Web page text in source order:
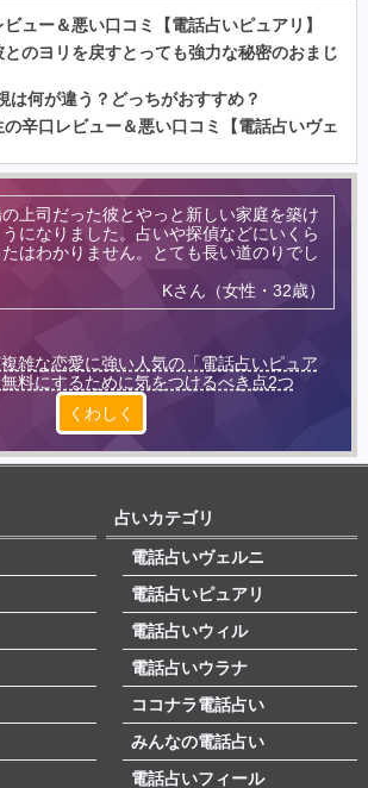
ュー＆悪い口コミ【電話占いピュアリ】
のヨリを戻すとっても強力な秘密のおまじ
は何が違う？どっちがおすすめ？
辛口レビュー＆悪い口コミ【電話占いヴェ
上司だった彼とやっと新しい家庭を築け
になりました。占いや探偵などにいくら
はわかりません。とても長い道のりでし
Kさん（女性・32歳）
雑な恋愛に強い人気の「電話占いピュア
料にするために気をつけるべき点2つ
くわしく
占いカテゴリ
電話占いヴェルニ
電話占いピュアリ
電話占いウィル
電話占いウラナ
ココナラ電話占い
みんなの電話占い
電話占いフィール